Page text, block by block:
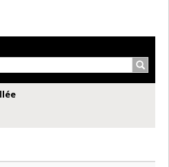
croissant